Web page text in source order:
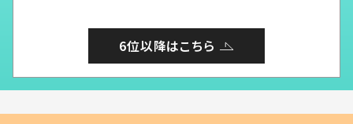
6位以降はこちら